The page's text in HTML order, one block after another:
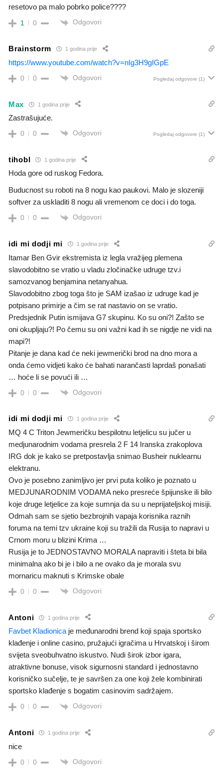
resetovo pa malo pobrko police????
1 0 Odgovori
Brainstorm 1 godina prije
https://www.youtube.com/watch?v=nIg3H9gIGpE
0 0 Odgovori Pogledaj odgovore (1)
Max 1 godina prije
Zastrašujuće.
0 0 Odgovori Pogledaj odgovore (1)
tihobl 1 godina prije
Hoda gore od ruskog Fedora.
Buducnost su roboti na 8 nogu kao paukovi. Malo je slozeniji
softver za uskladiti 8 nogu ali vremenom ce doci i do toga.
0 0 Odgovori
idi mi dodji mi 1 godina prije
Itamar Ben Gvir ekstremista iz legla vražijeg plemena
slavodobitno se vratio u vladu zločinačke udruge tzv.i
samozvanog benjamina netanyahua.
Slavodobitno zbog toga što je SAM izašao iz udruge kad je
potpisano primirje a čim se rat nastavio on se vratio.
Predsjednik Putin ismijava G7 skupinu. Ko su oni?! Zašto se
oni okupljaju?! Po čemu su oni važni kad ih se nigdje ne vidi na
mapi?!
Pitanje je dana kad će neki jewmerički brod na dno mora a
onda ćemo vidjeti kako će bahati narančasti laprdaš ponašati
… hoće li se povući ili …
0 0 Odgovori
idi mi dodji mi 1 godina prije
MQ 4 C Triton Jewmeričku bespilotnu letjelicu su jučer u
medjunarodnim vodama presrela 2 F 14 Iranska zrakoplova
IRG dok je kako se pretpostavlja snimao Busheir nuklearnu
elektranu.
Ovo je posebno zanimljivo jer prvi puta koliko je poznato u
MEDJUNARODNIM VODAMA neko presreće špijunske ili bilo
koje druge letjelice za koje sumnja da su u neprijateljskoj misiji.
Odmah sam se sjetio bezbrojnih vapaja korisnika raznih
foruma na temi tzv ukraine koji su tražili da Rusija to napravi u
Crnom moru u blizini Krima …
Rusija je to JEDNOSTAVNO MORALA napraviti i šteta bi bila
minimalna ako bi je i bilo a ne ovako da je morala svu
mornaricu maknuti s Krimske obale
0 0 Odgovori
Antoni 1 godina prije
Favbet Kladionica je međunarodni brend koji spaja sportsko
klađenje i online casino, pružajući igračima u Hrvatskoj i širom
svijeta sveobuhvatno iskustvo. Nudi širok izbor igara,
atraktivne bonuse, visok sigurnosni standard i jednostavno
korisničko sučelje, te je savršen za one koji žele kombinirati
sportsko klađenje s bogatim casinovim sadržajem.
0 0 Odgovori
Antoni 1 godina prije
nice
0 0 Odgovori